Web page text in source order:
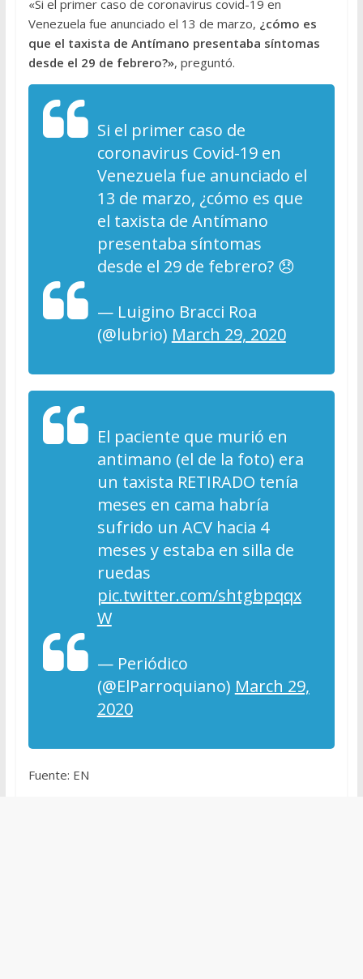
«Si el primer caso de coronavirus covid-19 en
Venezuela fue anunciado el 13 de marzo, ¿cómo es
que el taxista de Antímano presentaba síntomas
desde el 29 de febrero?», preguntó.
Si el primer caso de
coronavirus Covid-19 en
Venezuela fue anunciado el
13 de marzo, ¿cómo es que
el taxista de Antímano
presentaba síntomas
desde el 29 de febrero? 😞
— Luigino Bracci Roa
(@lubrio) March 29, 2020
El paciente que murió en
antimano (el de la foto) era
un taxista RETIRADO tenía
meses en cama habría
sufrido un ACV hacia 4
meses y estaba en silla de
ruedas
pic.twitter.com/shtgbpqqx
W
— Periódico
(@ElParroquiano) March 29,
2020
Fuente: EN